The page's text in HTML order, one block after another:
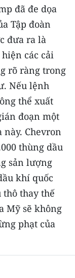
đã đe dọa
Tập đoàn
đưa ra là
các cải
rõ ràng trong
Nếu lệnh
thể xuất
đoạn một
Chevron
thùng dầu
sản lượng
khí quốc
thô thay thế
Mỹ sẽ không
phạt của